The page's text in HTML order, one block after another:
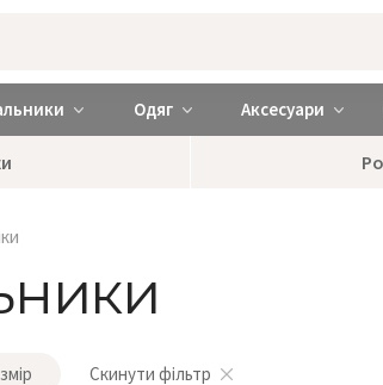
жіночу білизну ❤️ brabrabra ❤️ Київ та
Одяг Аксесуари
Скинути фільтр